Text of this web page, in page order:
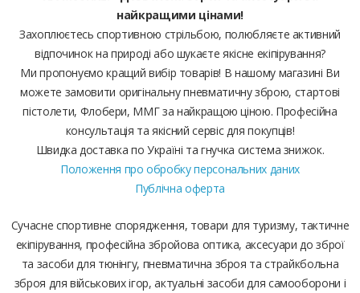
найкращими цінами!
Захоплюєтесь спортивною стрільбою, полюбляєте активний
відпочинок на природі або шукаєте якісне екіпірування?
Ми пропонуємо кращий вибір товарів! В нашому магазині Ви
можете замовити оригінальну пневматичну зброю, стартові
пістолети, Флобери, ММГ за найкращою ціною. Професійна
консультація та якісний сервіс для покупців!
Швидка доставка по Україні та гнучка система знижок.
Положення про обробку персональних даних
Публічна оферта
Сучасне спортивне спорядження, товари для туризму, тактичне
екіпірування, професійна збройова оптика, аксесуари до зброї
та засоби для тюнінгу, пневматична зброя та страйкбольна
зброя для військових ігор, актуальні засоби для самооборони і